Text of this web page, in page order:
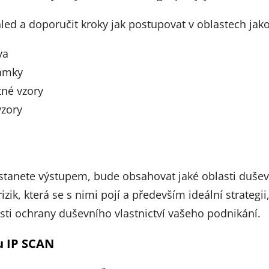
a doporučit kroky jak postupovat v oblastech
vzory
výstupem, bude obsahovat jaké oblasti
která se s nimi pojí a především ideální
ochrany duševního vlastnictví vašeho podnikání.
SCAN